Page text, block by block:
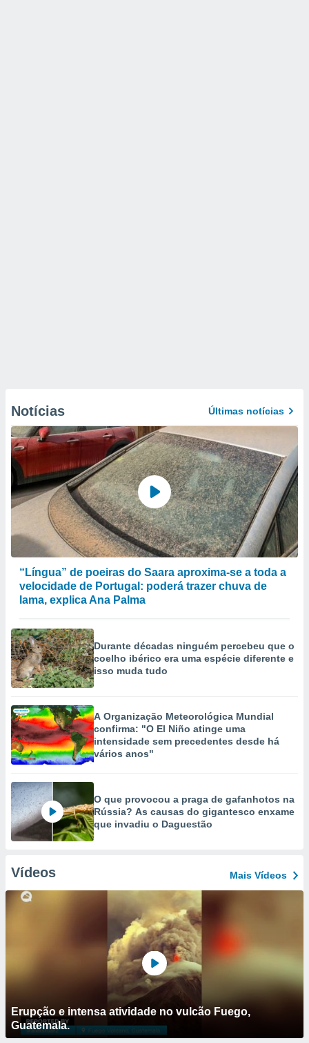
Notícias Últimas notícias
“Língua” de poeiras do Saara aproxima-se a toda a
velocidade de Portugal: poderá trazer chuva de
lama, explica Ana Palma
Durante décadas ninguém percebeu que o
coelho ibérico era uma espécie diferente e
isso muda tudo
A Organização Meteorológica Mundial
confirma: "O El Niño atinge uma
intensidade sem precedentes desde há
vários anos"
O que provocou a praga de gafanhotos na
Rússia? As causas do gigantesco enxame
que invadiu o Daguestão
Vídeos Mais Vídeos
Erupção e intensa atividade no vulcão Fuego,
Guatemala.